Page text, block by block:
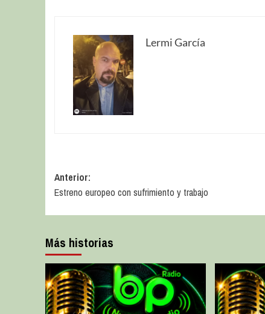
Lermi García
Anterior:
Estreno europeo con sufrimiento y trabajo
Más historias